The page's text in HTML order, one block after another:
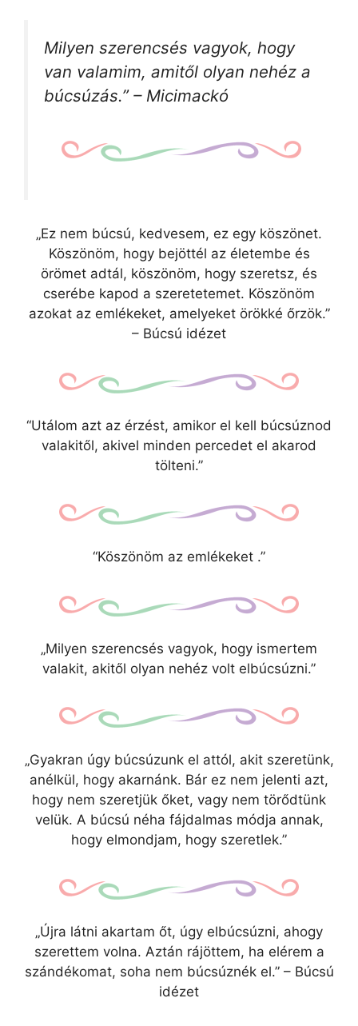
Milyen szerencsés vagyok, hogy
van valamim, amitől olyan nehéz a
búcsúzás.” – Micimackó
„Ez nem búcsú, kedvesem, ez egy köszönet.
Köszönöm, hogy bejöttél az életembe és
örömet adtál, köszönöm, hogy szeretsz, és
cserébe kapod a szeretetemet. Köszönöm
azokat az emlékeket, amelyeket örökké őrzök.”
– Búcsú idézet
“Utálom azt az érzést, amikor el kell búcsúznod
valakitől, akivel minden percedet el akarod
tölteni.”
“Köszönöm az emlékeket .”
„Milyen szerencsés vagyok, hogy ismertem
valakit, akitől olyan nehéz volt elbúcsúzni.”
„Gyakran úgy búcsúzunk el attól, akit szeretünk,
anélkül, hogy akarnánk. Bár ez nem jelenti azt,
hogy nem szeretjük őket, vagy nem törődtünk
velük. A búcsú néha fájdalmas módja annak,
hogy elmondjam, hogy szeretlek.”
„Újra látni akartam őt, úgy elbúcsúzni, ahogy
szerettem volna. Aztán rájöttem, ha elérem a
szándékomat, soha nem búcsúznék el.” – Búcsú
idézet